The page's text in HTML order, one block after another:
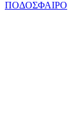
ΠΟΔΟΣΦΑΙΡΟ